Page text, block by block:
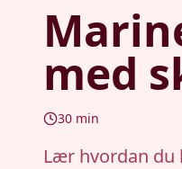
med
30 min
Lær hvordan du